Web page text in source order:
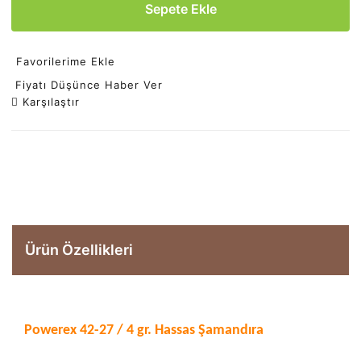
Sepete Ekle
Favorilerime Ekle
Fiyatı Düşünce Haber Ver
Karşılaştır
Ürün Özellikleri
Powerex 42-27 / 4 gr. Hassas Şamandıra